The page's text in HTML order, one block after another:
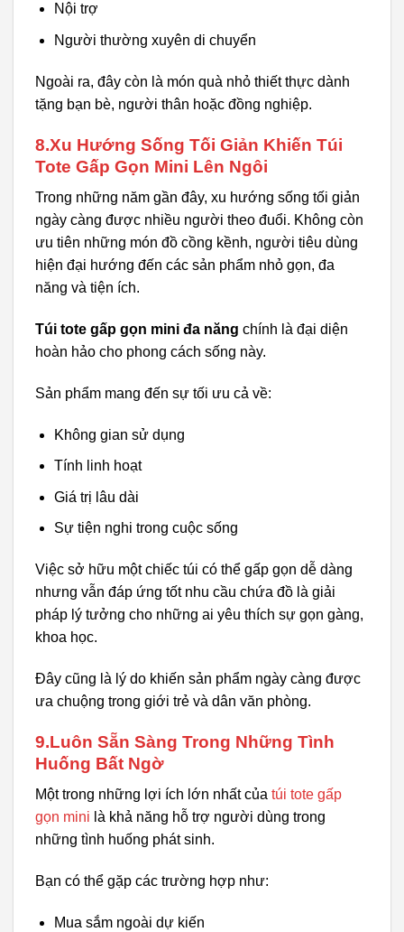
Nội trợ
Người thường xuyên di chuyển
Ngoài ra, đây còn là món quà nhỏ thiết thực dành
tặng bạn bè, người thân hoặc đồng nghiệp.
8.Xu Hướng Sống Tối Giản Khiến Túi
Tote Gấp Gọn Mini Lên Ngôi
Trong những năm gần đây, xu hướng sống tối giản
ngày càng được nhiều người theo đuổi. Không còn
ưu tiên những món đồ cồng kềnh, người tiêu dùng
hiện đại hướng đến các sản phẩm nhỏ gọn, đa
năng và tiện ích.
Túi tote gấp gọn mini đa năng chính là đại diện
hoàn hảo cho phong cách sống này.
Sản phẩm mang đến sự tối ưu cả về:
Không gian sử dụng
Tính linh hoạt
Giá trị lâu dài
Sự tiện nghi trong cuộc sống
Việc sở hữu một chiếc túi có thể gấp gọn dễ dàng
nhưng vẫn đáp ứng tốt nhu cầu chứa đồ là giải
pháp lý tưởng cho những ai yêu thích sự gọn gàng,
khoa học.
Đây cũng là lý do khiến sản phẩm ngày càng được
ưa chuộng trong giới trẻ và dân văn phòng.
9.Luôn Sẵn Sàng Trong Những Tình
Huống Bất Ngờ
Một trong những lợi ích lớn nhất của túi tote gấp
gọn mini là khả năng hỗ trợ người dùng trong
những tình huống phát sinh.
Bạn có thể gặp các trường hợp như:
Mua sắm ngoài dự kiến